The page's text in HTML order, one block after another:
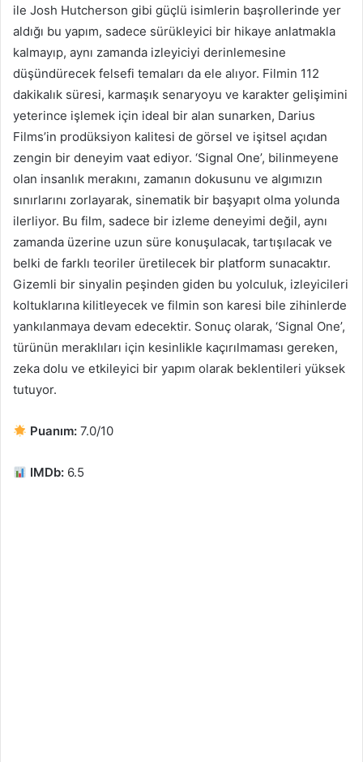
ile Josh Hutcherson gibi güçlü isimlerin başrollerinde yer
aldığı bu yapım, sadece sürükleyici bir hikaye anlatmakla
kalmayıp, aynı zamanda izleyiciyi derinlemesine
düşündürecek felsefi temaları da ele alıyor. Filmin 112
dakikalık süresi, karmaşık senaryoyu ve karakter gelişimini
yeterince işlemek için ideal bir alan sunarken, Darius
Films’in prodüksiyon kalitesi de görsel ve işitsel açıdan
zengin bir deneyim vaat ediyor. ‘Signal One’, bilinmeyene
olan insanlık merakını, zamanın dokusunu ve algımızın
sınırlarını zorlayarak, sinematik bir başyapıt olma yolunda
ilerliyor. Bu film, sadece bir izleme deneyimi değil, aynı
zamanda üzerine uzun süre konuşulacak, tartışılacak ve
belki de farklı teoriler üretilecek bir platform sunacaktır.
Gizemli bir sinyalin peşinden giden bu yolculuk, izleyicileri
koltuklarına kilitleyecek ve filmin son karesi bile zihinlerde
yankılanmaya devam edecektir. Sonuç olarak, ‘Signal One’,
türünün meraklıları için kesinlikle kaçırılmaması gereken,
zeka dolu ve etkileyici bir yapım olarak beklentileri yüksek
tutuyor.
Puanım: 7.0/10
IMDb: 6.5